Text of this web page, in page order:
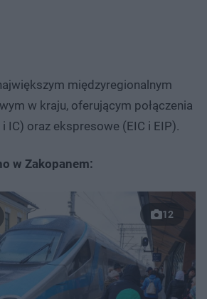
międzyregionalnym
w kraju, oferującym połączenia
IC) oraz ekspresowe (EIC i EIP).
w Zakopanem:
12